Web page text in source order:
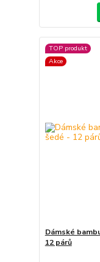
TOP produkt
Akce
Dámské
12 párů